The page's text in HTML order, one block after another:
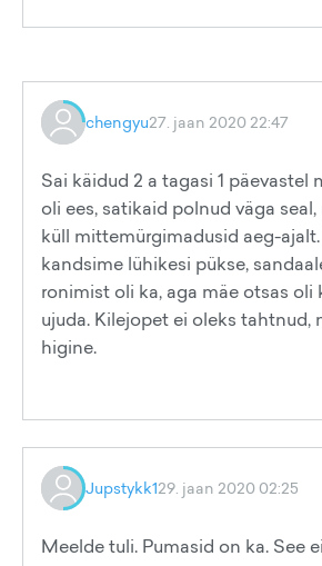
chengyu27. jaan 2020 22:47
Sai käidud 2 a tagasi 1 päevastel
oli ees, satikaid polnud väga seal,
küll mittemürgimadusid aeg-
kandsime lühikesi pükse,
ronimist oli ka, aga mäe otsas oli
ujuda. Kilejopet ei oleks tahtnud,
higine.
Jupstykk129. jaan 2020 02:25
Meelde tuli. Pumasid on ka. See